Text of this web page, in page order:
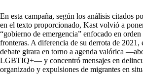
En esta campaña, según los análisis citados
en el texto proporcionado, Kast volvió a
“gobierno de emergencia” enfocado en
fronteras. A diferencia de su derrota de 2021,
debate girara en torno a agenda valórica
LGBTIQ+— y concentró mensajes en
organizado y expulsiones de migrantes en